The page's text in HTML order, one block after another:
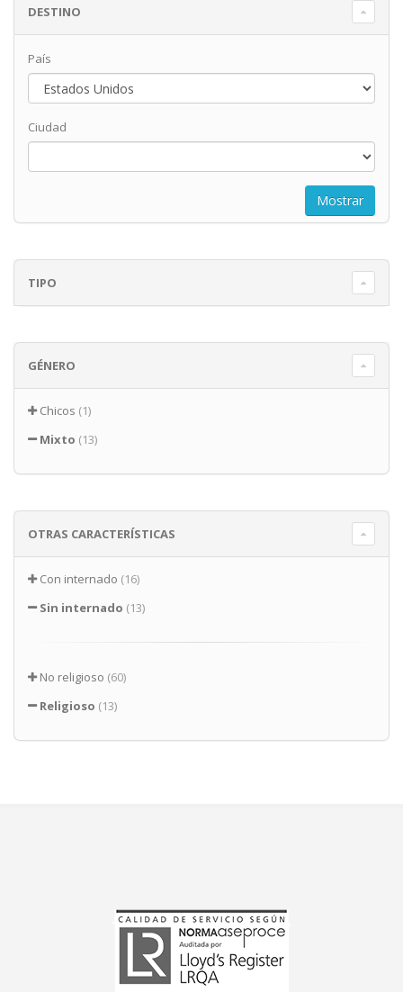
DESTINO
País
Ciudad
TIPO
GÉNERO
Chicos (1)
Mixto (13)
OTRAS CARACTERÍSTICAS
Con internado (16)
Sin internado (13)
No religioso (60)
Religioso (13)